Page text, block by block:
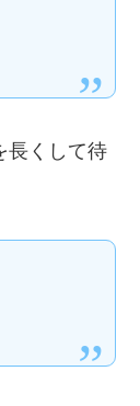
長くして待